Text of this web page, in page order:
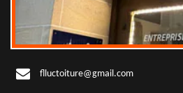
flluctoiture@gmail.com